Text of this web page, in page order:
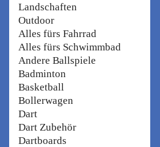
Landschaften
Outdoor
Alles fürs Fahrrad
Alles fürs Schwimmbad
Andere Ballspiele
Badminton
Basketball
Bollerwagen
Dart
Dart Zubehör
Dartboards